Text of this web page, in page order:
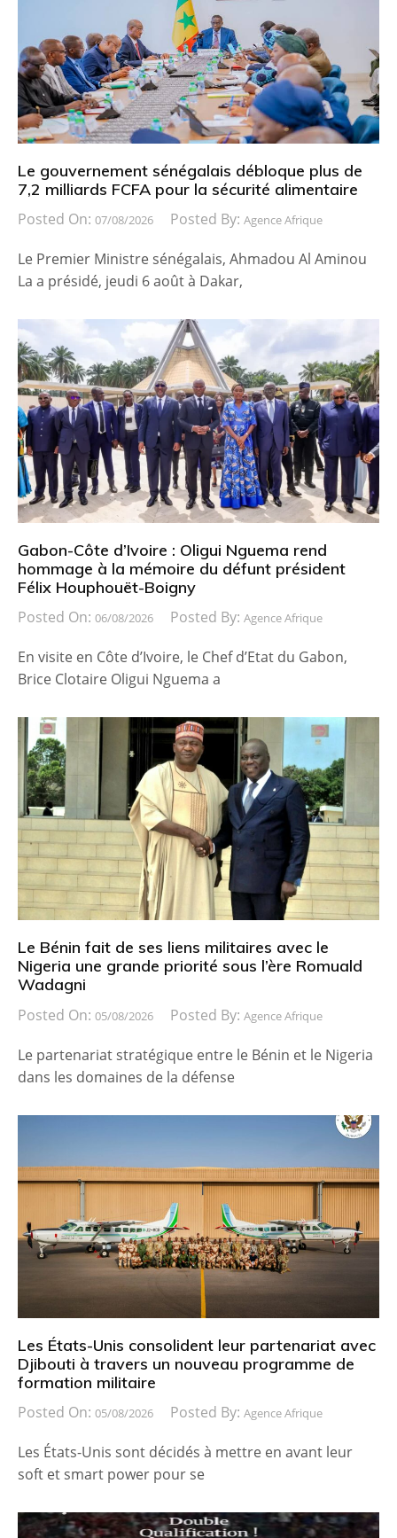
Le gouvernement sénégalais débloque plus de
7,2 milliards FCFA pour la sécurité alimentaire
Posted On: 07/08/2026 Posted By: Agence Afrique
Le Premier Ministre sénégalais, Ahmadou Al Aminou
La a présidé, jeudi 6 août à Dakar,
Gabon-Côte d’Ivoire : Oligui Nguema rend
hommage à la mémoire du défunt président
Félix Houphouët-Boigny
Posted On: 06/08/2026 Posted By: Agence Afrique
En visite en Côte d’Ivoire, le Chef d’Etat du Gabon,
Brice Clotaire Oligui Nguema a
Le Bénin fait de ses liens militaires avec le
Nigeria une grande priorité sous l’ère Romuald
Wadagni
Posted On: 05/08/2026 Posted By: Agence Afrique
Le partenariat stratégique entre le Bénin et le Nigeria
dans les domaines de la défense
Les États-Unis consolident leur partenariat avec
Djibouti à travers un nouveau programme de
formation militaire
Posted On: 05/08/2026 Posted By: Agence Afrique
Les États-Unis sont décidés à mettre en avant leur
soft et smart power pour se